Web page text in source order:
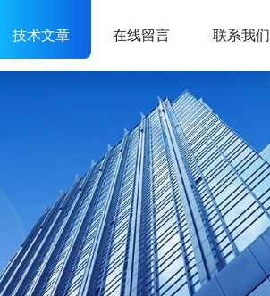
技术文章 在线留言 联系我们